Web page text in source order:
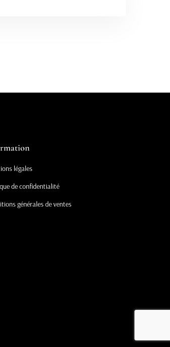
légales
de confidentialité
générales de ventes